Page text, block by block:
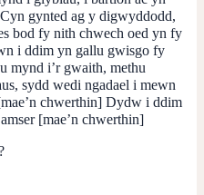
gynted ag y digwyddodd,
bod fy nith chwech oed yn fy
i ddim yn gallu gwisgo fy
mynd i’r gwaith, methu
sydd wedi ngadael i mewn
chwerthin] Dydw i ddim
[mae’n chwerthin]